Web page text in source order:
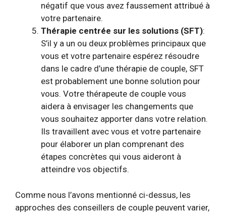
négatif que vous avez faussement attribué à
votre partenaire.
Thérapie centrée sur les solutions (SFT):
S’il y a un ou deux problèmes principaux que
vous et votre partenaire espérez résoudre
dans le cadre d’une thérapie de couple, SFT
est probablement une bonne solution pour
vous. Votre thérapeute de couple vous
aidera à envisager les changements que
vous souhaitez apporter dans votre relation.
Ils travaillent avec vous et votre partenaire
pour élaborer un plan comprenant des
étapes concrètes qui vous aideront à
atteindre vos objectifs.
Comme nous l’avons mentionné ci-dessus, les
approches des conseillers de couple peuvent varier,